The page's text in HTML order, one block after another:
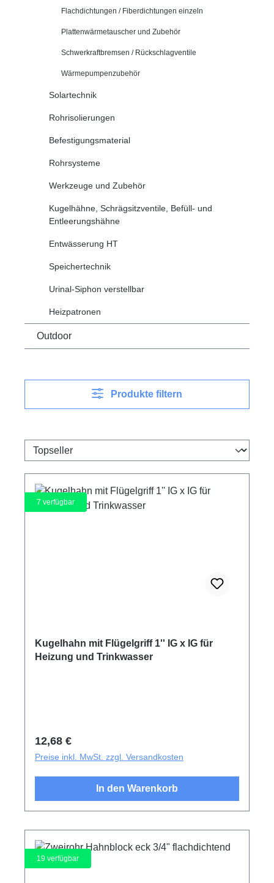
Flachdichtungen / Fiberdichtungen einzeln
Plattenwärmetauscher und Zubehör
Schwerkraftbremsen / Rückschlagventile
Wärmepumpenzubehör
Solartechnik
Rohrisolierungen
Befestigungsmaterial
Rohrsysteme
Werkzeuge und Zubehör
Kugelhähne, Schrägsitzventile, Befüll- und
Entleerungshähne
Entwässerung HT
Speichertechnik
Urinal-Siphon verstellbar
Heizpatronen
Outdoor
Produkte filtern
7 verfügbar
Kugelhahn mit Flügelgriff 1'' IG x IG für
Heizung und Trinkwasser
Regulärer Preis:
12,68 €
Preise inkl. MwSt. zzgl. Versandkosten
In den Warenkorb
19 verfügbar